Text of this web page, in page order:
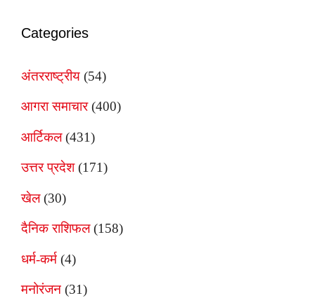
Categories
अंतरराष्ट्रीय (54)
आगरा समाचार(400)
आर्टिकल(431)
उत्तर प्रदेश(171)
खेल(30)
दैनिक राशिफल(158)
धर्म-कर्म (4)
मनोरंजन (31)